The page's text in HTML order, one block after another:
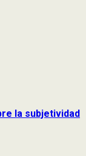
la subjetividad